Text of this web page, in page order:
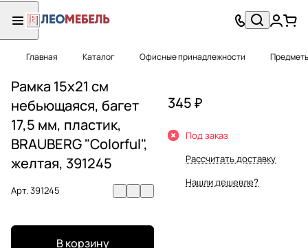
Главная Каталог Офисные принадлежности
Рамка 15х21 см
небьющаяся, багет
17,5 мм, пластик,
BRAUBERG "Colorful",
желтая, 391245
Арт.391245
В корзину
345 ₽
Под заказ
Рассчитать доставку
Нашли дешевле?